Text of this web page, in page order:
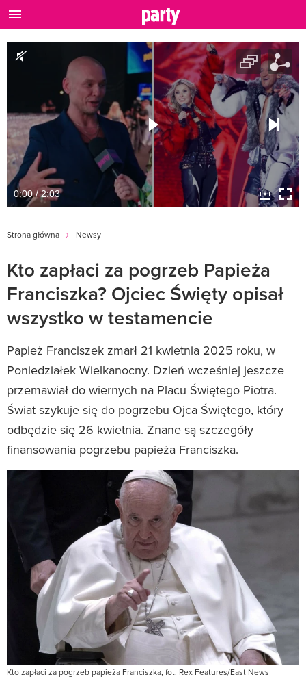
0:00 / 2:03
Strona główna Newsy
Kto zapłaci za pogrzeb Papieża
Franciszka? Ojciec Święty opisał
wszystko w testamencie
Papież Franciszek zmarł 21 kwietnia 2025 roku, w
Poniedziałek Wielkanocny. Dzień wcześniej jeszcze
przemawiał do wiernych na Placu Świętego Piotra.
Świat szykuje się do pogrzebu Ojca Świętego, który
odbędzie się 26 kwietnia. Znane są szczegóły
finansowania pogrzebu papieża Franciszka.
Kto zapłaci za pogrzeb papieża Franciszka, fot. Rex Features/East News